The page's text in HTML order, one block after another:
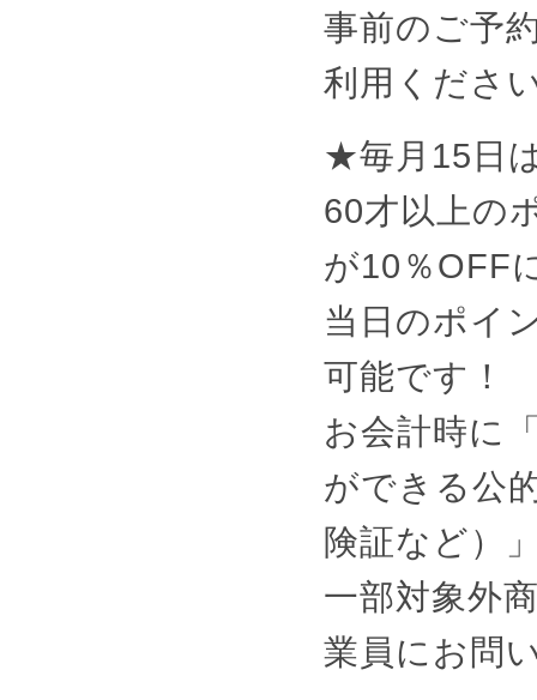
事前のご予
利用くださ
★毎月15日
60才以上の
が10％OFF
当日のポイ
可能です！
お会計時に
ができる公
険証など）
一部対象外
業員にお問